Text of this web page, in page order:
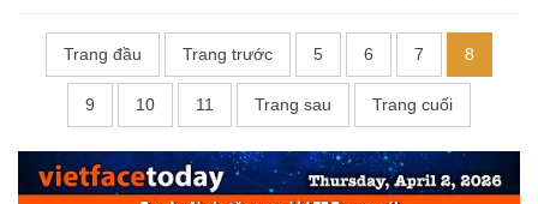
Trang đầu Trang trước 5 6 7 8
9 10 11 Trang sau Trang cuối